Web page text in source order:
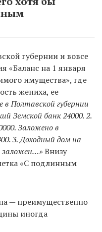
губернии и вовсе
«Баланс на 1 января
имущества», где
жениха, ее
в Полтавской губернии
Земской банк 24000. 2.
Заложено в
3. Доходный дом на
заложен…»Внизу
«С подлинным
— преимущественно
иногда